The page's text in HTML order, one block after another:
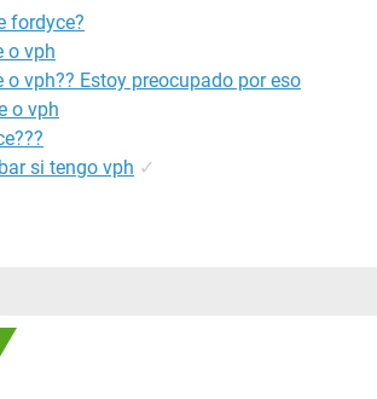
fordyce?
o vph
o vph?? Estoy preocupado por eso
o vph
si tengo vph ✓